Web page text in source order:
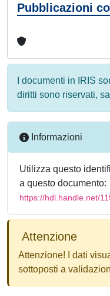
Pubblicazioni
I documenti in IRIS
diritti sono riservati,
Informazioni
Utilizza questo
a questo documento:
https://hdl.handle.net/
Attenzione
Attenzione! I dati
sottoposti a